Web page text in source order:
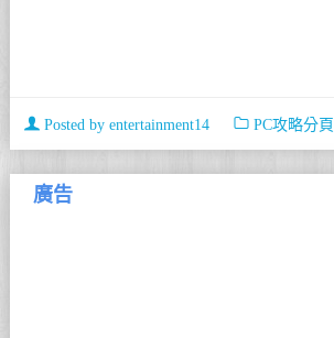
Posted by entertainment14 PC攻略分頁
廣告